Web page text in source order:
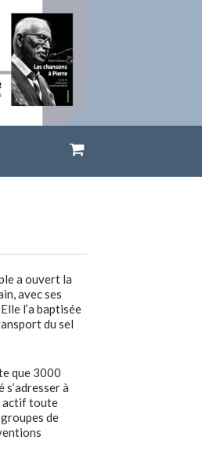
a ouvert la
avec ses
l’a baptisée
du sel
que 3000
à
actif toute
de